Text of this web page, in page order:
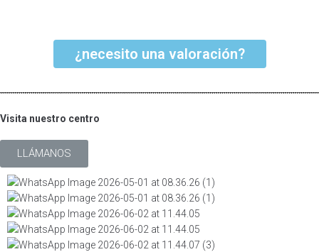
¿necesito una valoración?
Visita nuestro centro
LLÁMANOS